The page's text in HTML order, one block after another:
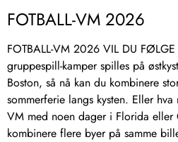
FOTBALL-VM 2026
FOTBALL-VM 2026 VIL DU
gruppespill-kamper spilles på
Boston, så nå kan du kombinere
sommerferie langs kysten. Eller
VM med noen dager i Florida
kombinere flere byer på samme